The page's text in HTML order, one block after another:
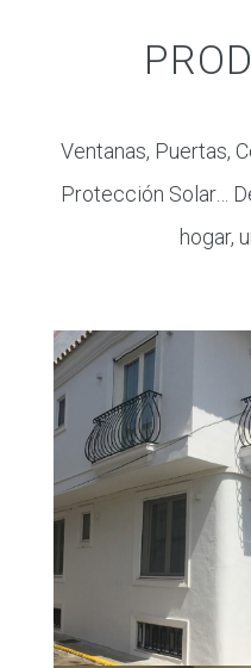
Ventanas, Puertas,
Protección Solar…
hogar,